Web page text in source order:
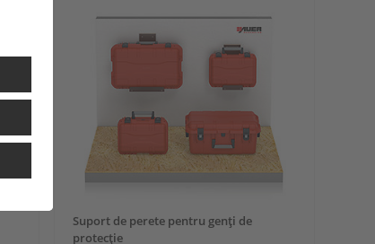
Suport de perete pentru genți de
protecție